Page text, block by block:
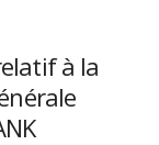
à la